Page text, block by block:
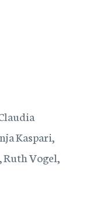
Kaspari,
Vogel,